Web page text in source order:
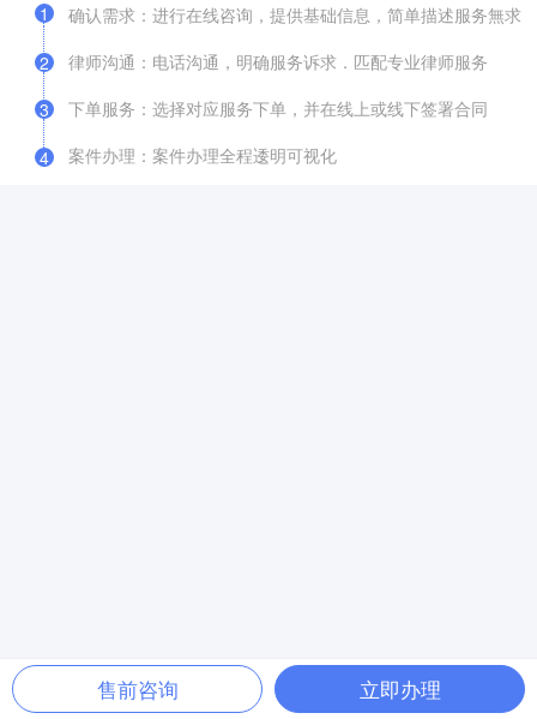
1
确认需求：进行在线咨询，提供基础信息，简单描述服务無求
2
律师沟通：电话沟通，明确服务诉求．匹配专业律师服务
3
下单服务：选择对应服务下单，并在线上或线下签署合同
4 案件办理：案件办理全程逶明可视化
售前咨询 立即办理